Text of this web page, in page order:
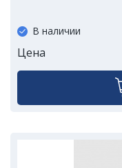
В наличии
Цена